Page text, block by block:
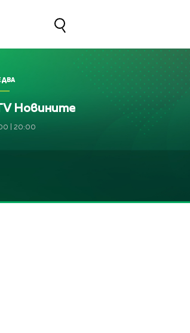
Новините
20:00